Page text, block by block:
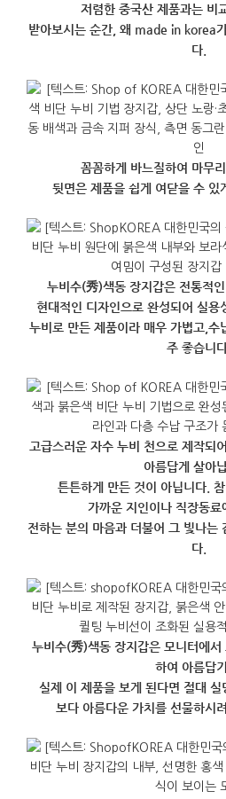
저렴한 중국산 제품과는 비
받아보시는 순간, 왜 made in korea
다.
꼼꼼하게 바느질하여 마무
뒷면은 제품을 쉽게 여닫을 수 있
누비수(秀)색동 장지갑은 전통적
현대적인 디자인으로 완성되어 실용
누비로 만든 제품이라 매우 가볍고,수
주 좋습니
고급스러운 자수 누비 천으로 제작되
아름답게 살아
튼튼하게 만든 것이 아닙니다.
가까운 지인이나 직장동료
전하는 분의 마음과 더불어 그 빛나는
다.
누비수(秀)색동 장지갑은 모니터에
하여 아름답기
실제 이 제품을 보게 된다면 절대 실
보다 아름다운 가치를 선물하시